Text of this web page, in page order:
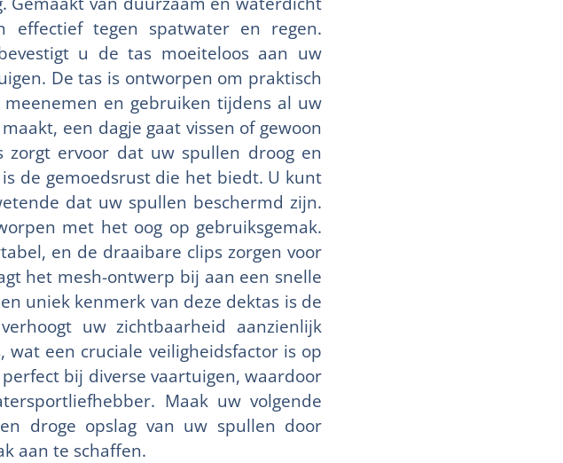
effectief tegen spatwater en regen.
u de tas moeiteloos aan uw
De tas is ontworpen om praktisch
en gebruiken tijdens al uw
een dagje gaat vissen of gewoon
zorgt ervoor dat uw spullen droog en
de gemoedsrust die het biedt. U kunt
dat uw spullen beschermd zijn.
met het oog op gebruiksgemak.
en de draaibare clips zorgen voor
het mesh-ontwerp bij aan een snelle
uniek kenmerk van deze dektas is de
uw zichtbaarheid aanzienlijk
een cruciale veiligheidsfactor is op
bij diverse vaartuigen, waardoor
Maak uw volgende
droge opslag van uw spullen door
aan te schaffen.